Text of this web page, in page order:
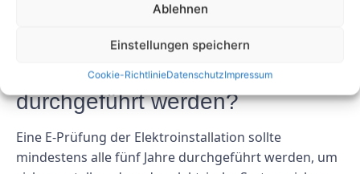
Ablehnen
Einstellungen speichern
Cookie-RichtlinieDatenschutzImpressum
FAQ 1: Wie oft sollte der E-
Check Elektroinstallation
durchgeführt werden?
Eine E-Prüfung der Elektroinstallation sollte
mindestens alle fünf Jahre durchgeführt werden, um